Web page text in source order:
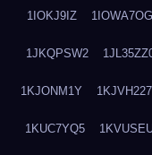
1IOKJ9IZ 1IOWA7OG
1JKQPSW2
1KJONM1Y 1KJVH227
1KUC7YQ5